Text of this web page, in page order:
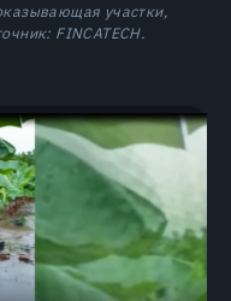
участки,
FINCATECH.